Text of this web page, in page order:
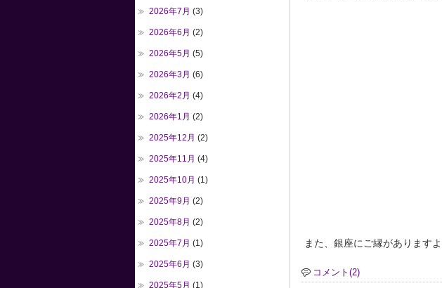
また、銀座にご縁があります
コメント(2)
2026年7月 (3)
2026年6月 (2)
2026年5月 (5)
2026年3月 (6)
2026年2月 (4)
2026年1月 (2)
2025年12月 (2)
2025年11月 (4)
2025年10月 (1)
2025年9月 (2)
2025年8月 (2)
2025年7月 (1)
2025年6月 (3)
2025年5月 (1)